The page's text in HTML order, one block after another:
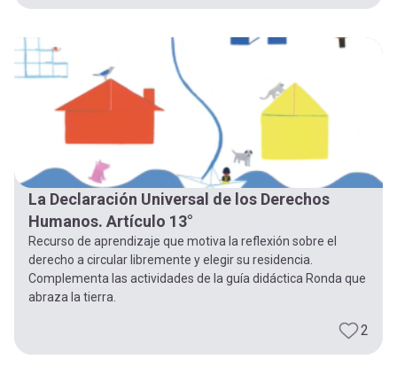
La Declaración Universal de los Derechos
Humanos. Artículo 13°
Recurso de aprendizaje que motiva la reflexión sobre el
derecho a circular libremente y elegir su residencia.
Complementa las actividades de la guía didáctica Ronda que
abraza la tierra.
2